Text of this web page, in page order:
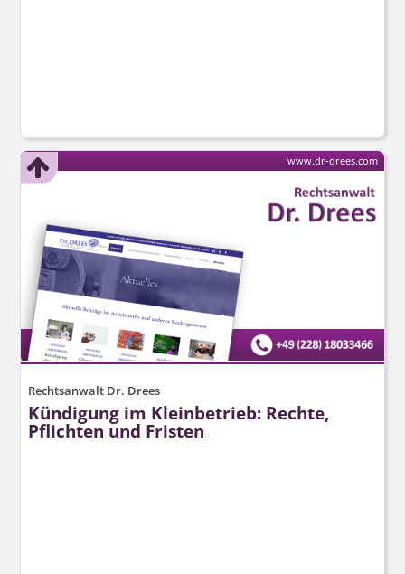
Rechtsanwalt Dr. Drees
Kündigung im Kleinbetrieb: Rechte,
Pflichten und Fristen
www.dr-drees.com